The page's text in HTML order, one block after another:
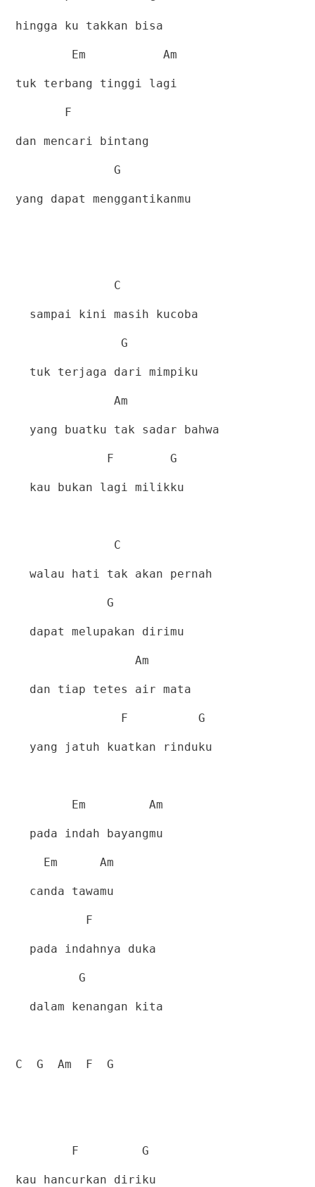
hingga ku takkan bisa
Em Am
tuk terbang tinggi lagi
F
dan mencari bintang
G
yang dapat menggantikanmu
C
sampai kini masih kucoba
G
tuk terjaga dari mimpiku
Am
yang buatku tak sadar bahwa
F G
kau bukan lagi milikku
C
walau hati tak akan pernah
G
dapat melupakan dirimu
Am
dan tiap tetes air mata
F G
yang jatuh kuatkan rinduku
Em Am
pada indah bayangmu
Em Am
canda tawamu
F
pada indahnya duka
G
dalam kenangan kita
C G Am F G
F G
kau hancurkan diriku